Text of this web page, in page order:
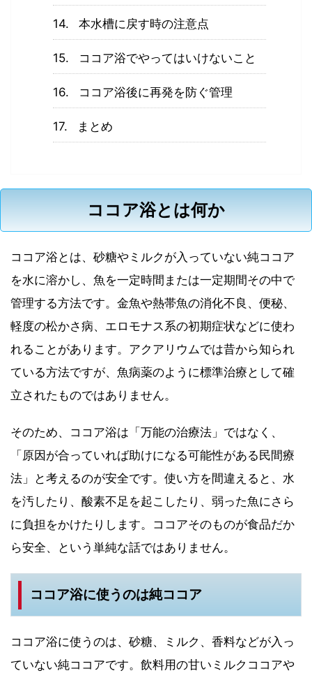
本水槽に戻す時の注意点
ココア浴でやってはいけないこと
ココア浴後に再発を防ぐ管理
まとめ
ココア浴とは何か
ココア浴とは、砂糖やミルクが入っていない純ココア
を水に溶かし、魚を一定時間または一定期間その中で
管理する方法です。金魚や熱帯魚の消化不良、便秘、
軽度の松かさ病、エロモナス系の初期症状などに使わ
れることがあります。アクアリウムでは昔から知られ
ている方法ですが、魚病薬のように標準治療として確
立されたものではありません。
そのため、ココア浴は「万能の治療法」ではなく、
「原因が合っていれば助けになる可能性がある民間療
法」と考えるのが安全です。使い方を間違えると、水
を汚したり、酸素不足を起こしたり、弱った魚にさら
に負担をかけたりします。ココアそのものが食品だか
ら安全、という単純な話ではありません。
ココア浴に使うのは純ココア
ココア浴に使うのは、砂糖、ミルク、香料などが入っ
ていない純ココアです。飲料用の甘いミルクココアや